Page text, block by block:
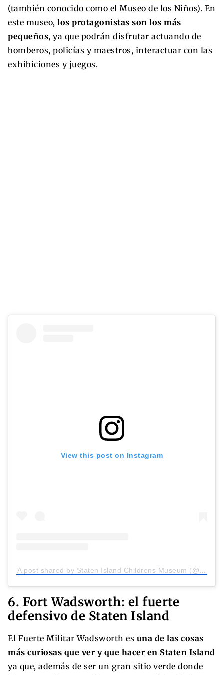
(también conocido como el Museo de los Niños). En
este museo, los protagonistas son los más
pequeños, ya que podrán disfrutar actuando de
bomberos, policías y maestros, interactuar con las
exhibiciones y juegos.
View this post on Instagram
A post shared by Staten Island Childrens Museum (@sichildrensmuseum)
6. Fort Wadsworth: el fuerte
defensivo de Staten Island
El Fuerte Militar Wadsworth es una de las cosas
más curiosas que ver y que hacer en Staten Island
ya que, además de ser un gran sitio verde donde